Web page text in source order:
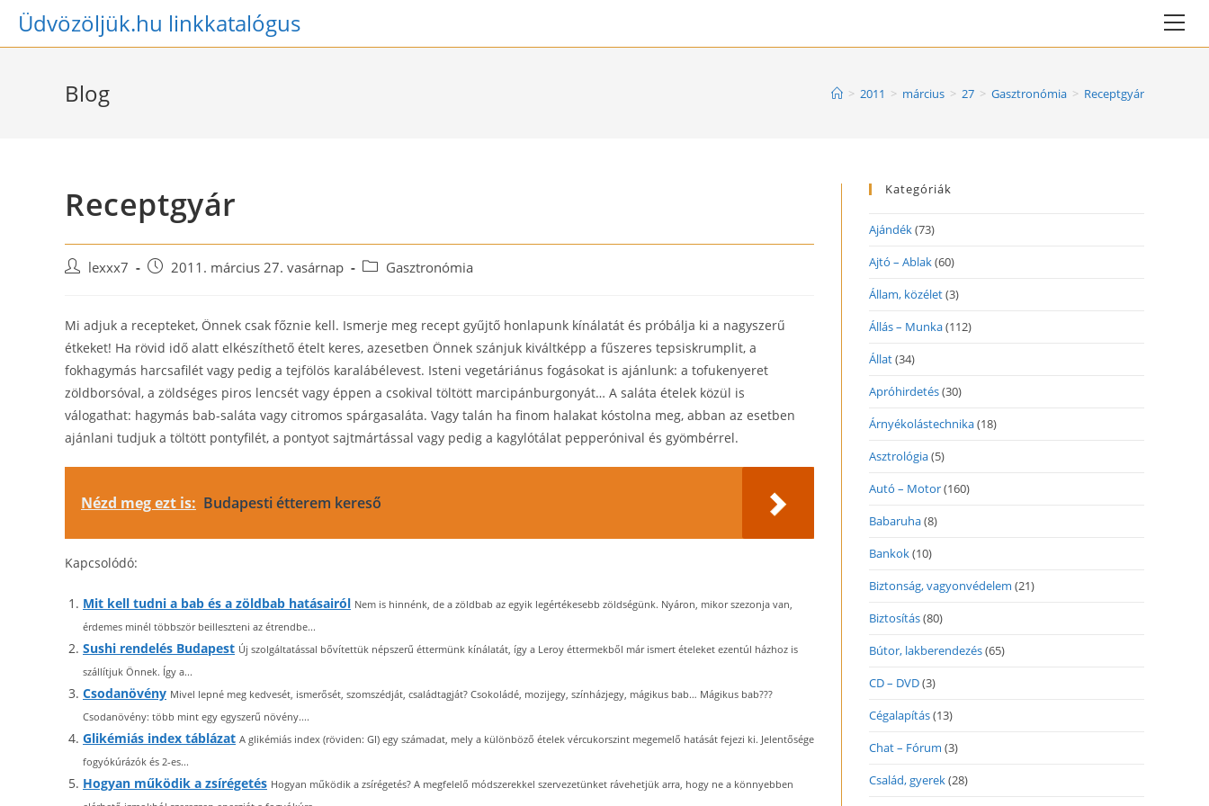
SkipÜdvözöljük.hu linkkatalógus
Blog > 2011 > március > 27 > Gasztronómia > Receptgyár
Receptgyár
Post lexxx7
Post 2011. március 27. vasárnap
Post Gasztronómia
Mi adjuk a recepteket, Önnek csak főznie kell. Ismerje meg recept gyűjtő honlapunk kínálatát és próbálja ki a nagyszerű
étkeket! Ha rövid idő alatt elkészíthető ételt keres, azesetben Önnek szánjuk kiváltképp a fűszeres tepsiskrumplit, a
fokhagymás harcsafilét vagy pedig a tejfölös karalábélevest. Isteni vegetáriánus fogásokat is ajánlunk: a tofukenyeret
zöldborsóval, a zöldséges piros lencsét vagy éppen a csokival töltött marcipánburgonyát… A saláta ételek közül is
válogathat: hagymás bab-saláta vagy citromos spárgasaláta. Vagy talán ha finom halakat kóstolna meg, abban az esetben
ajánlani tudjuk a töltött pontyfilét, a pontyot sajtmártással vagy pedig a kagylótálat pepperónival és gyömbérrel.
Nézd meg ezt is: Budapesti étterem kereső
Kapcsolódó:
Mit kell tudni a bab és a zöldbab hatásairól Nem is hinnénk, de a zöldbab az egyik legértékesebb zöldségünk. Nyáron, mikor szezonja van,
érdemes minél többször beilleszteni az étrendbe...
Sushi rendelés Budapest Új szolgáltatással bővítettük népszerű éttermünk kínálatát, így a Leroy éttermekből már ismert ételeket ezentúl házhoz is
szállítjuk Önnek. Így a...
Csodanövény Mivel lepné meg kedvesét, ismerősét, szomszédját, családtagját? Csokoládé, mozijegy, színházjegy, mágikus bab… Mágikus bab???
Csodanövény: több mint egy egyszerű növény....
Glikémiás index táblázat A glikémiás index (röviden: GI) egy számadat, mely a különböző ételek vércukorszint megemelő hatását fejezi ki. Jelentősége
fogyókúrázók és 2-es...
Hogyan működik a zsírégetés Hogyan működik a zsírégetés? A megfelelő módszerekkel szervezetünket rávehetjük arra, hogy ne a könnyebben
Kategóriák
Ajándék(73)
Ajtó – Ablak(60)
Állam, közélet(3)
Állás – Munka(112)
Állat(34)
Apróhirdetés(30)
Árnyékolástechnika(18)
Asztrológia(5)
Autó – Motor(160)
Babaruha(8)
Bankok(10)
Biztonság, vagyonvédelem (21)
Biztosítás(80)
Bútor, lakberendezés(65)
CD – DVD(3)
Cégalapítás(13)
Chat – Fórum (3)
Család, gyerek(28)